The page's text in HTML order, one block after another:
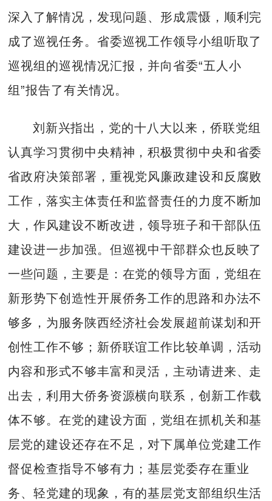
深入了解情况，发现问题、形成震慑，顺利完
成了巡视任务。省委巡视工作领导小组听取了
巡视组的巡视情况汇报，并向省委“五人小
组”报告了有关情况。
刘新兴指出，党的十八大以来，侨联党组
认真学习贯彻中央精神，积极贯彻中央和省委
省政府决策部署，重视党风廉政建设和反腐败
工作，落实主体责任和监督责任的力度不断加
大，作风建设不断改进，领导班子和干部队伍
建设进一步加强。但巡视中干部群众也反映了
一些问题，主要是：在党的领导方面，党组在
新形势下创造性开展侨务工作的思路和办法不
够多，为服务陕西经济社会发展超前谋划和开
创性工作不够；新侨联谊工作比较单调，活动
内容和形式不够丰富和灵活，主动请进来、走
出去，利用大侨务资源横向联系，创新工作载
体不够。在党的建设方面，党组在抓机关和基
层党的建设还存在不足，对下属单位党建工作
督促检查指导不够有力；基层党委存在重业
务、轻党建的现象，有的基层党支部组织生活